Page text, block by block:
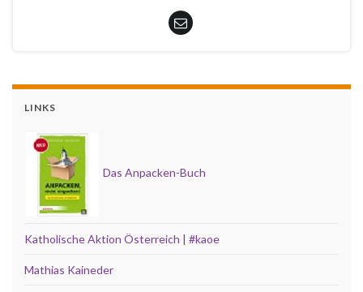
LINKS
Das Anpacken-Buch
Katholische Aktion Österreich | #kaoe
Mathias Kaineder